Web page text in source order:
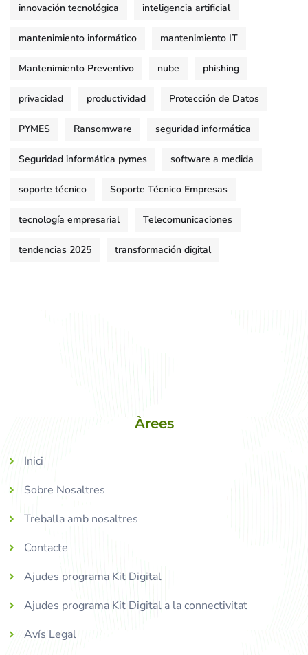
innovación tecnológica inteligencia artificial
mantenimiento informático mantenimiento IT
Mantenimiento Preventivo nube phishing
privacidad productividad Protección de Datos
PYMES Ransomware seguridad informática
Seguridad informática pymes software a medida
soporte técnico Soporte Técnico Empresas
tecnología empresarial Telecomunicaciones
tendencias 2025 transformación digital
Àrees
Inici
Sobre Nosaltres
Treballa amb nosaltres
Contacte
Ajudes programa Kit Digital
Ajudes programa Kit Digital a la connectivitat
Avís Legal